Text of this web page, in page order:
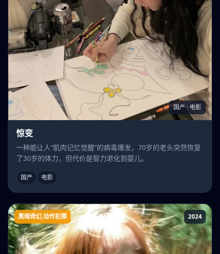
国产 · 电影
惊变
一种能让人“肌肉记忆觉醒”的病毒爆发，70岁的老头突然恢复
了30岁的体力，但代价是智力退化到婴儿。
国产 电影
新恶魔岛
黑暗奇幻,动作犯罪 2024